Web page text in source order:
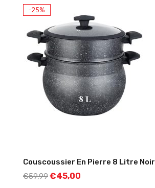
-25%
Couscoussier En Pierre 8 Litre Noir
€59,99€45,00